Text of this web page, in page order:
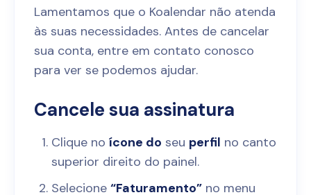
Lamentamos que o Koalendar não atenda
às suas necessidades. Antes de cancelar
sua conta, entre em contato conosco
para ver se podemos ajudar.
Cancele sua assinatura
Clique no ícone do seu perfil no canto
superior direito do painel.
Selecione “Faturamento” no menu